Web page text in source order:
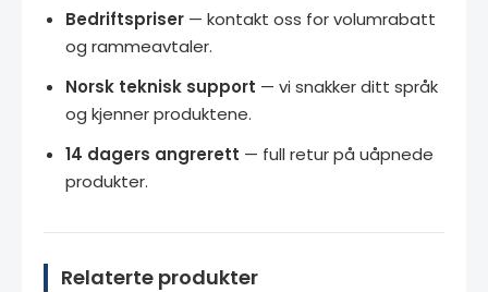
Bedriftspriser — kontakt oss for volumrabatt
og rammeavtaler.
Norsk teknisk support — vi snakker ditt språk
og kjenner produktene.
14 dagers angrerett — full retur på uåpnede
produkter.
Relaterte produkter